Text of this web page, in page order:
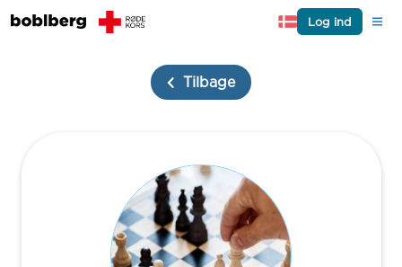
Log ind
Tilbage